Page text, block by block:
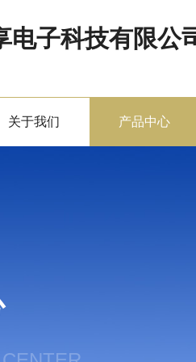
电子科技有限公
关于我们 产品中心